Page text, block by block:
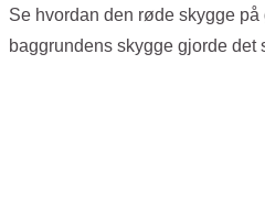
Se hvordan den røde skygge
baggrundens skygge gjorde det